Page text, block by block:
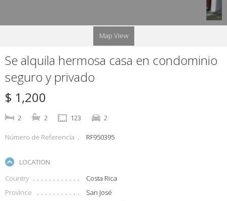
Map View
Se alquila hermosa casa en condominio
seguro y privado
$ 1,200
2 2 123 2
Número de Referencia RF950395
LOCATION
Country
Costa Rica
Province
San José